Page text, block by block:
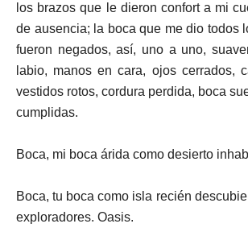
los brazos que le dieron confort a mi
de ausencia; la boca que me dio todos
fueron negados, así, uno a uno,
labio, manos en cara, ojos cerrados,
vestidos rotos, cordura perdida, boca
cumplidas.
Boca, mi boca árida como desierto
Boca, tu boca como isla recién
exploradores. Oasis.